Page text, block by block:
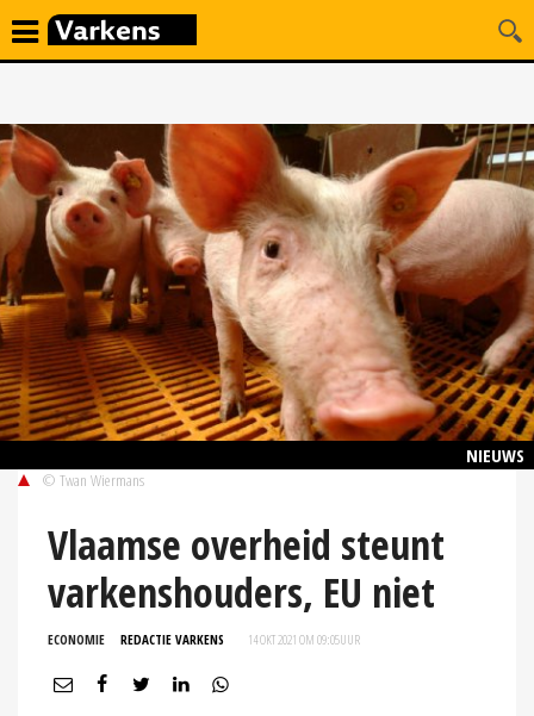
NIEUWS
© Twan Wiermans
Vlaamse overheid steunt
varkenshouders, EU niet
ECONOMIE REDACTIE VARKENS 14 OKT 2021 OM 09:05UUR